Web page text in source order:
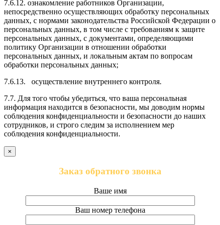
7.6.12. ознакомление работников Организации,
непосредственно осуществляющих обработку персональных
данных, с нормами законодательства Российской Федерации о
персональных данных, в том числе с требованиям к защите
персональных данных, с документами, определяющими
политику Организации в отношении обработки
персональных данных, и локальным актам по вопросам
обработки персональных данных;
7.6.13. осуществление внутреннего контроля.
7.7. Для того чтобы убедиться, что ваша персональная
информация находится в безопасности, мы доводим нормы
соблюдения конфиденциальности и безопасности до наших
сотрудников, и строго следим за исполнением мер
соблюдения конфиденциальности.
×
Заказ обратного звонка
Ваше имя
Ваш номер телефона